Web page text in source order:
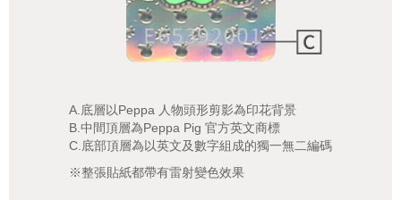
A.底層以Peppa 人物頭形剪影為印花背景
B.中間頂層為Peppa Pig 官方英文商標
C.底部頂層為以英文及數字組成的獨一無二編碼
※整張貼紙都帶有雷射變色效果